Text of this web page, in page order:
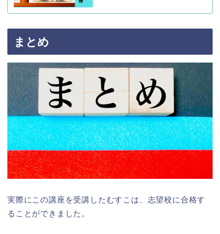
まとめ
実際にこの講座を受講したむすこは、志望校に合格す
ることができました。